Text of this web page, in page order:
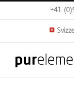
to
+41